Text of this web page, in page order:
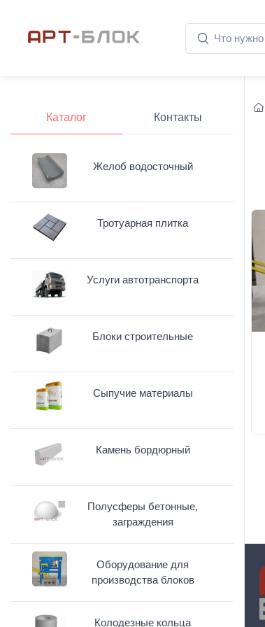
Каталог Контакты
Желоб водосточный
Тротуарная плитка
Услуги автотранспорта
Блоки строительные
Сыпучие материалы
Камень бордюрный
Полусферы бетонные,
заграждения
Оборудование для
производства блоков
Колодезные кольца